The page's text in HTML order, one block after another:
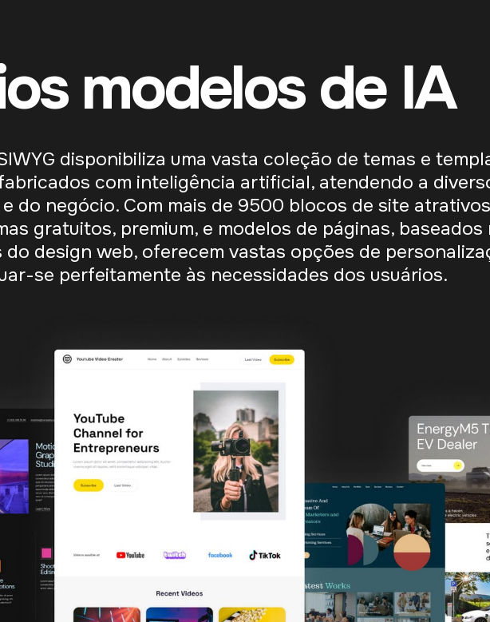
modelos de IA
disponibiliza uma vasta coleção de temas e
com inteligência artificial, atendendo a
do negócio. Com mais de 9500 blocos de site atrativos
gratuitos, premium, e modelos de páginas, baseados
design web, oferecem vastas opções de
se perfeitamente às necessidades dos usuários.